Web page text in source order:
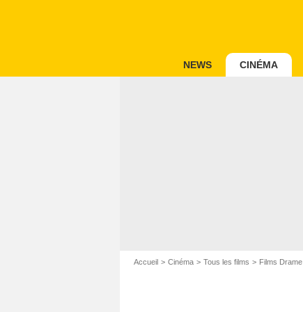
NEWS CINÉMA
Accueil Cinéma Tous les films Films Drame